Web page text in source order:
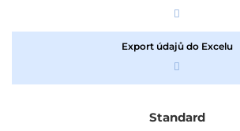
Export údajů do Excelu
Standard